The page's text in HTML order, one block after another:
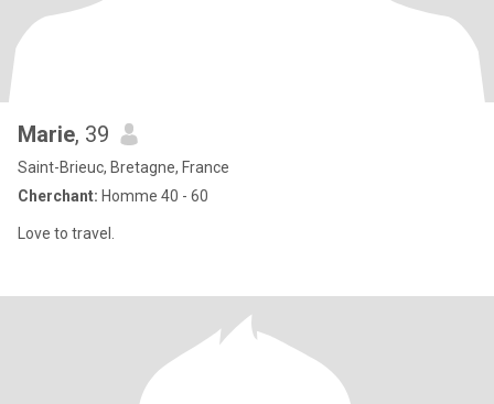
Marie, 39
Saint-Brieuc, Bretagne, France
Cherchant: Homme 40 - 60
Love to travel.